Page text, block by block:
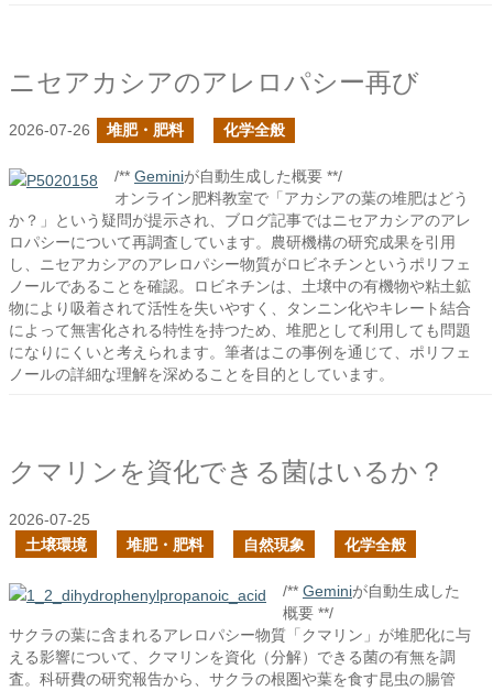
ニセアカシアのアレロパシー再び
2026-07-26 堆肥・肥料 化学全般
/** Geminiが自動生成した概要 **/
オンライン肥料教室で「アカシアの葉の堆肥はどう
か？」という疑問が提示され、ブログ記事ではニセアカシアのアレ
ロパシーについて再調査しています。農研機構の研究成果を引用
し、ニセアカシアのアレロパシー物質がロビネチンというポリフェ
ノールであることを確認。ロビネチンは、土壌中の有機物や粘土鉱
物により吸着されて活性を失いやすく、タンニン化やキレート結合
によって無害化される特性を持つため、堆肥として利用しても問題
になりにくいと考えられます。筆者はこの事例を通じて、ポリフェ
ノールの詳細な理解を深めることを目的としています。
クマリンを資化できる菌はいるか？
2026-07-25
土壌環境
堆肥・肥料 自然現象 化学全般
/** Geminiが自動生成した
概要 **/
サクラの葉に含まれるアレロパシー物質「クマリン」が堆肥化に与
える影響について、クマリンを資化（分解）できる菌の有無を調
査。科研費の研究報告から、サクラの根圏や葉を食す昆虫の腸管